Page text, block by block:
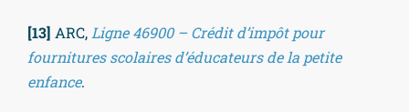
[13] ARC, Ligne 46900 – Crédit d’impôt pour
fournitures scolaires d’éducateurs de la petite
enfance.